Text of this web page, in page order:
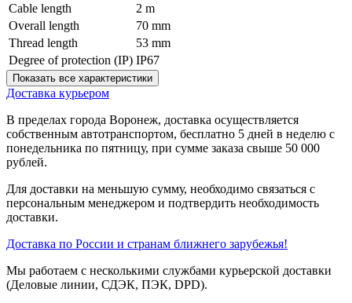
Cable length
2 m
Overall length
70 mm
Thread length
53 mm
Degree of protection (IP) IP67
Показать все характеристики
Доставка курьером
В пределах города Воронеж, доставка осуществляется
собственным автотранспортом, бесплатно 5 дней в неделю с
понедельника по пятницу, при сумме заказа свыше 50 000
рублей.
Для доставки на меньшую сумму, необходимо связаться с
персональным менеджером и подтвердить необходимость
доставки.
Доставка по России и странам ближнего зарубежья!
Мы работаем с несколькими службами курьерской доставки
(Деловые линии, СДЭК, ПЭК, DPD).